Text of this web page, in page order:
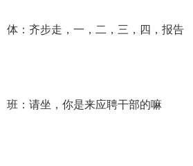
体：齐步走，一，二，三，四，报告
班：请坐，你是来应聘干部的嘛